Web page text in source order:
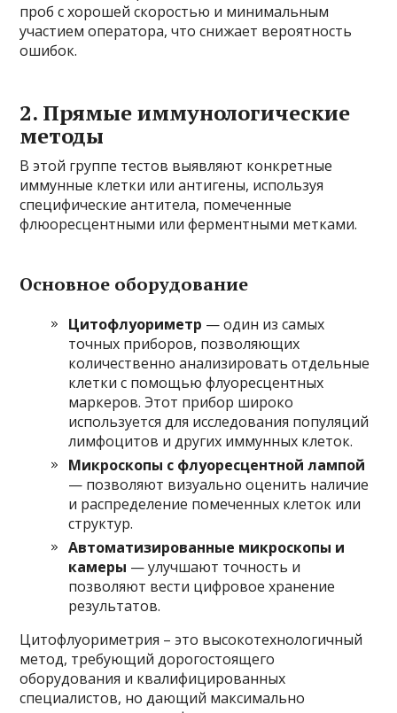
проб с хорошей скоростью и минимальным
участием оператора, что снижает вероятность
ошибок.
2. Прямые иммунологические
методы
В этой группе тестов выявляют конкретные
иммунные клетки или антигены, используя
специфические антитела, помеченные
флюоресцентными или ферментными метками.
Основное оборудование
Цитофлуориметр — один из самых
точных приборов, позволяющих
количественно анализировать отдельные
клетки с помощью флуоресцентных
маркеров. Этот прибор широко
используется для исследования популяций
лимфоцитов и других иммунных клеток.
Микроскопы с флуоресцентной лампой
— позволяют визуально оценить наличие
и распределение помеченных клеток или
структур.
Автоматизированные микроскопы и
камеры — улучшают точность и
позволяют вести цифровое хранение
результатов.
Цитофлуориметрия – это высокотехнологичный
метод, требующий дорогостоящего
оборудования и квалифицированных
специалистов, но дающий максимально